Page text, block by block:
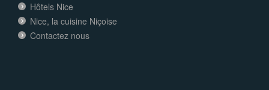
Hôtels Nice
Nice, la cuisine Niçoise
Contactez nous